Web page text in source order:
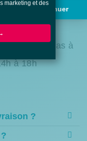
n'hésitez pas à
Lundi au
à 18h
?